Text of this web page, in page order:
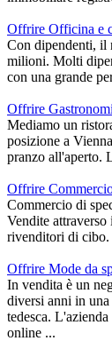
Offrire Officina e
Con dipendenti, il
milioni. Molti
con una grande
Offrire
Mediamo un
posizione a
pranzo all'aperto.
Offrire
Commercio di
Vendite
rivenditori di cibo.
Offrire Mode da
In vendita è un
diversi anni in
tedesca.
online ...